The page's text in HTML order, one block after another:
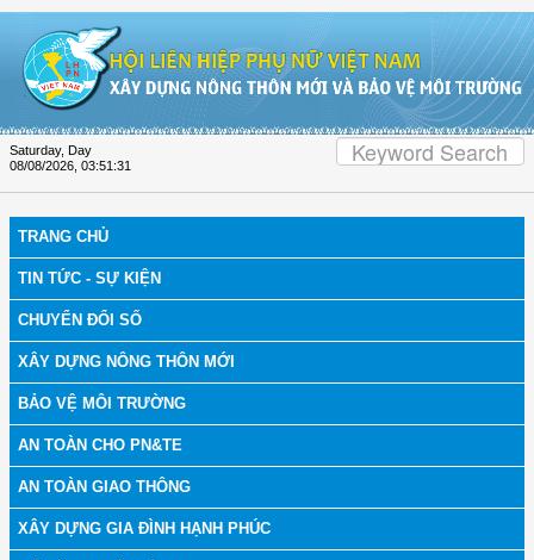
Saturday, Day
08/08/2026 03:51:31
TRANG CHỦ
TIN TỨC - SỰ KIỆN
CHUYỂN ĐỔI SỐ
XÂY DỰNG NÔNG THÔN MỚI
BẢO VỆ MÔI TRƯỜNG
AN TOÀN CHO PN&TE
AN TOÀN GIAO THÔNG
XÂY DỰNG GIA ĐÌNH HẠNH PHÚC